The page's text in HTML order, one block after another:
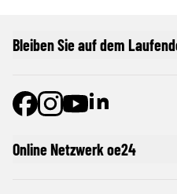
Online Netzwerk oe24
Bleiben Sie auf dem